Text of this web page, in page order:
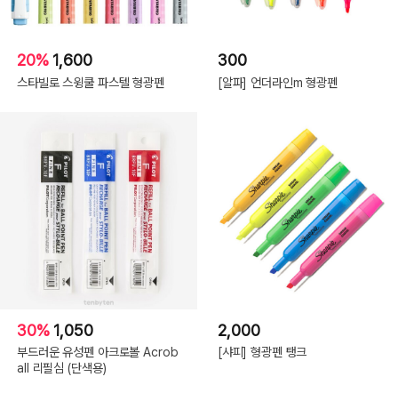
20% 1,600
스타빌로 스윙쿨 파스텔 형광펜
300
[알파] 언더라인m 형광펜
30% 1,050
부드러운 유성펜 아크로볼 Acrob
all 리필심 (단색용)
2,000
[샤피] 형광펜 탱크